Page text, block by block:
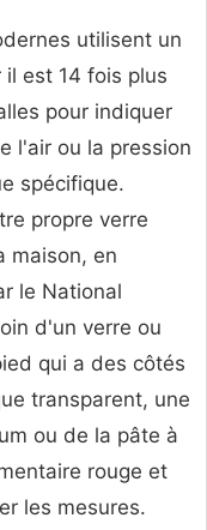
utilisent un
est 14 fois plus
pour indiquer
l'air ou la pression
spécifique.
propre verre
maison, en
le National
d'un verre ou
qui a des côtés
transparent, une
ou de la pâte à
rouge et
les mesures.